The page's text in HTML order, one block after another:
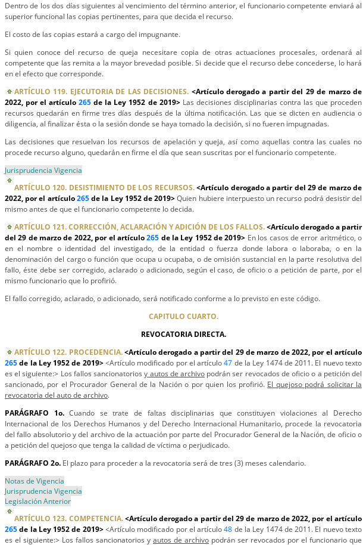
Dentro de los dos días siguientes al vencimiento del término anterior, el funcionario competente enviará al
superior funcional las copias pertinentes, para que decida el recurso.
El costo de las copias estará a cargo del impugnante.
Si quien conoce del recurso de queja necesitare copia de otras actuaciones procesales, ordenará al
competente que las remita a la mayor brevedad posible. Si decide que el recurso debe concederse, lo hará
en el efecto que corresponde.
ARTÍCULO 119. EJECUTORIA DE LAS DECISIONES. <Artículo derogado a partir del 29 de marzo de
2022, por el artículo265 de la Ley 1952 de 2019> Las decisiones disciplinarias contra las que proceden
recursos quedarán en firme tres días después de la última notificación. Las que se dicten en audiencia o
diligencia, al finalizar ésta o la sesión donde se haya tomado la decisión, si no fueren impugnadas.
Las decisiones que resuelvan los recursos de apelación y queja, así como aquellas contra las cuales no
procede recurso alguno, quedarán en firme el día que sean suscritas por el funcionario competente.
Jurisprudencia Vigencia
ARTÍCULO 120. DESISTIMIENTO DE LOS RECURSOS.<Artículo derogado a partir del 29 de marzo de
2022, por el artículo265de la Ley 1952 de 2019>Quien hubiere interpuesto un recurso podrá desistir del
mismo antes de que el funcionario competente lo decida.
ARTÍCULO 121. CORRECCIÓN, ACLARACIÓN Y ADICIÓN DE LOS FALLOS.<Artículo derogado a partir
del 29 de marzo de 2022, por el artículo265 de la Ley 1952 de 2019> En los casos de error aritmético, o
en el nombre o identidad del investigado, de la entidad o fuerza donde labora o laboraba, o en la
denominación del cargo o función que ocupa u ocupaba, o de omisión sustancial en la parte resolutiva del
fallo, éste debe ser corregido, aclarado o adicionado, según el caso, de oficio o a petición de parte, por el
mismo funcionario que lo profirió.
El fallo corregido, aclarado, o adicionado, será notificado conforme a lo previsto en este código.
CAPITULO CUARTO.
REVOCATORIA DIRECTA.
ARTÍCULO 122. PROCEDENCIA.<Artículo derogado a partir del 29 de marzo de 2022, por el artículo
265de la Ley 1952 de 2019><Artículo modificado por el artículo47 de la Ley 1474 de 2011. El nuevo texto
es el siguiente:> Los fallos sancionatoriosy autos de archivo podrán ser revocados de oficio o a petición del
sancionado, por el Procurador General de la Nación o por quien los profirió. El quejoso podrá solicitar la
revocatoria del auto de archivo.
PARÁGRAFO 1o.Cuando se trate de faltas disciplinarias que constituyen violaciones al Derecho
Internacional de los Derechos Humanos y del Derecho Internacional Humanitario, procede la revocatoria
del fallo absolutorio y del archivo de la actuación por parte del Procurador General de la Nación, de oficio o
a petición del quejoso que tenga la calidad de víctima o perjudicado.
PARÁGRAFO 2o. El plazo para proceder a la revocatoria será de tres (3) meses calendario.
Notas de Vigencia
Jurisprudencia Vigencia
Legislación Anterior
ARTÍCULO 123. COMPETENCIA. <Artículo derogado a partir del 29 de marzo de 2022, por el artículo
265de la Ley 1952 de 2019><Artículo modificado por el artículo48 de la Ley 1474 de 2011. El nuevo texto
es el siguiente:> Los fallos sancionatorios y autos de archivo podrán ser revocados por el funcionario que